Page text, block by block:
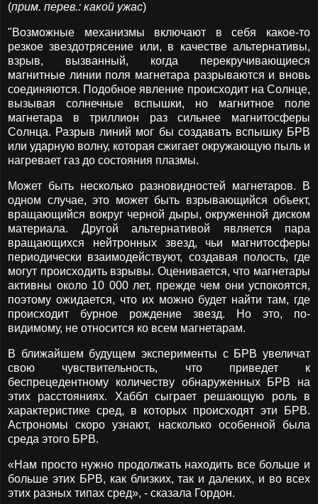
(прим. перев.: какой ужас)
"Возможные механизмы включают в себя какое-то
резкое звездотрясение или, в качестве альтернативы,
взрыв, вызванный, когда перекручивающиеся
магнитные линии поля магнетара разрываются и вновь
соединяются. Подобное явление происходит на Солнце,
вызывая солнечные вспышки, но магнитное поле
магнетара в триллион раз сильнее магнитосферы
Солнца. Разрыв линий мог бы создавать вспышку БРВ
или ударную волну, которая сжигает окружающую пыль и
нагревает газ до состояния плазмы.
Может быть несколько разновидностей магнетаров. В
одном случае, это может быть взрывающийся объект,
вращающийся вокруг черной дыры, окруженной диском
материала. Другой альтернативой является пара
вращающихся нейтронных звезд, чьи магнитосферы
периодически взаимодействуют, создавая полость, где
могут происходить взрывы. Оценивается, что магнетары
активны около 10 000 лет, прежде чем они успокоятся,
поэтому ожидается, что их можно будет найти там, где
происходит бурное рождение звезд. Но это, по-
видимому, не относится ко всем магнетарам.
В ближайшем будущем эксперименты с БРВ увеличат
свою чувствительность, что приведет к
беспрецедентному количеству обнаруженных БРВ на
этих расстояниях. Хаббл сыграет решающую роль в
характеристике сред, в которых происходят эти БРВ.
Астрономы скоро узнают, насколько особенной была
среда этого БРВ.
«Нам просто нужно продолжать находить все больше и
больше этих БРВ, как близких, так и далеких, и во всех
этих разных типах сред», - сказала Гордон.